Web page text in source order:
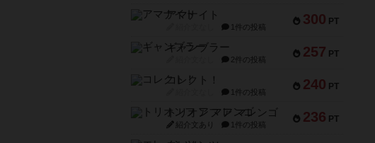
300 PT
アマナイト
1件の投稿
257 PT
ギャンブラー
2件の投稿
240 PT
コレクト！
1件の投稿
236 PT
トリオンフ ア マレンゴ
紹介文あり 1件の投稿